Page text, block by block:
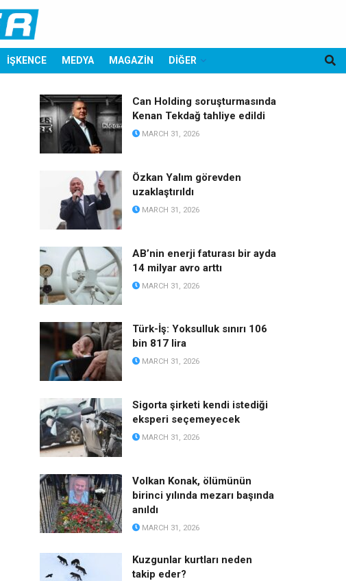
İŞKENCE MEDYA MAGAZİN DİĞER
Can Holding soruşturmasında
Kenan Tekdağ tahliye edildi
MARCH 31, 2026
Özkan Yalım görevden
uzaklaştırıldı
MARCH 31, 2026
AB’nin enerji faturası bir ayda
14 milyar avro arttı
MARCH 31, 2026
Türk-İş: Yoksulluk sınırı 106
bin 817 lira
MARCH 31, 2026
Sigorta şirketi kendi istediği
eksperi seçemeyecek
MARCH 31, 2026
Volkan Konak, ölümünün
birinci yılında mezarı başında
anıldı
MARCH 31, 2026
Kuzgunlar kurtları neden
takip eder?